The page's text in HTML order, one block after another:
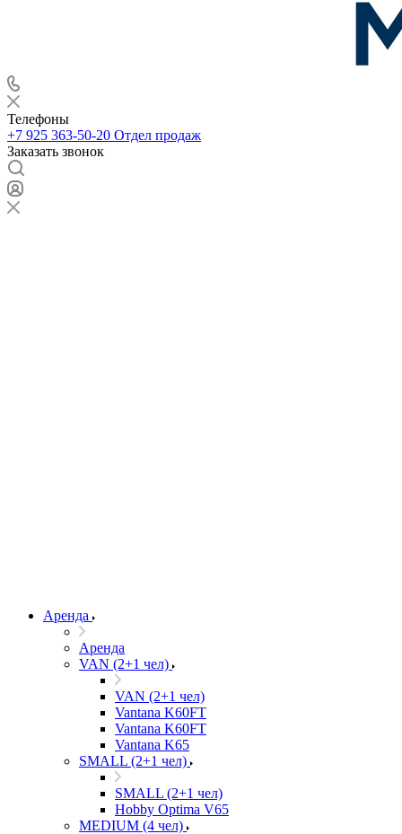
Телефоны
+7 925 363-50-20 Отдел продаж
Заказать звонок
Аренда
Аренда
VAN (2+1 чел)
VAN (2+1 чел)
Vantana K60FT
Vantana K60FT
Vantana K65
SMALL (2+1 чел)
SMALL (2+1 чел)
Hobby Optima V65
MEDIUM (4 чел)